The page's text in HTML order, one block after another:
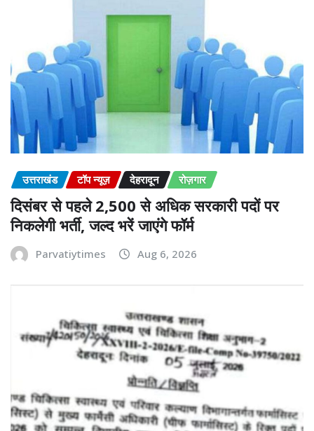
उत्तराखंड टॉप न्यूज़ देहरादून रोज़गार
दिसंबर से पहले 2,500 से अधिक सरकारी पदों पर
निकलेगी भर्ती, जल्द भरें जाएंगे फॉर्म
Parvatiytimes Aug 6, 2026